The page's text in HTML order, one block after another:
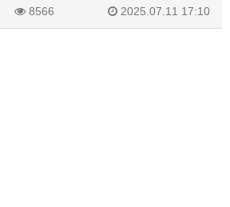
8566 2025.07.11 17:10